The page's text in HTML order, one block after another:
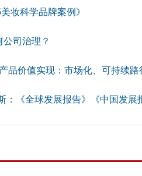
妆科学品牌案例》
司治理？
品价值实现：市场化、可持续路
：《全球发展报告》《中国发